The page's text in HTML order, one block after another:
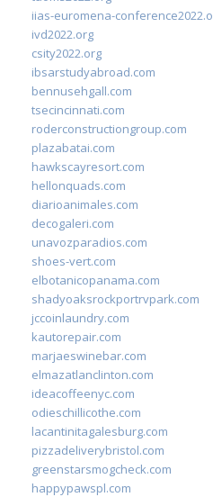
iias-euromena-
ivd2022.org
csity2022.org
ibsarstudyabroad.com
bennusehgall.com
tsecincinnati.com
roderconstructiongroup.com
plazabatai.com
hawkscayresort.com
hellonquads.com
diarioanimales.com
decogaleri.com
unavozparadios.com
shoes-vert.com
elbotanicopanama.com
shadyoaksrockportrvpark.com
jccoinlaundry.com
kautorepair.com
marjaeswinebar.com
elmazatlanclinton.com
ideacoffeenyc.com
odieschillicothe.com
lacantinitagalesburg.com
pizzadeliverybristol.com
greenstarsmogcheck.com
happypawspl.com